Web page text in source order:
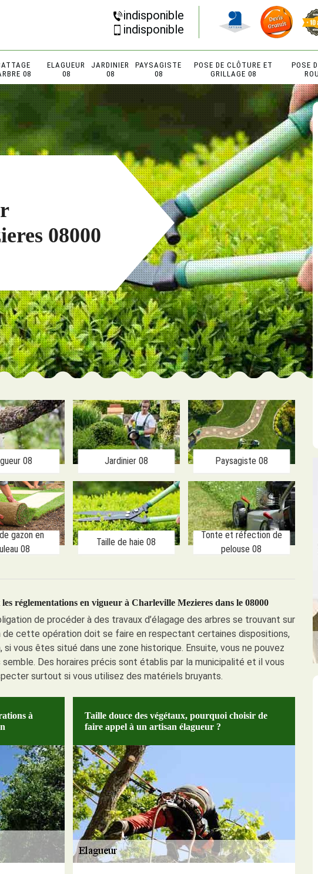
indisponible
indisponible
08
ELAGUEUR
08
JARDINIER
08
PAYSAGISTE
08
POSE DE CLÔTURE ET
GRILLAGE 08
POSE
08000
08 Jardinier 08 Paysagiste 08
gazon en
08
Taille de haie 08
Tonte et réfection de
pelouse 08
réglementations en vigueur à Charleville Mezieres dans le 08000
de procéder à des travaux d’élagage des arbres se trouvant sur
cette opération doit se faire en respectant certaines dispositions,
vous êtes situé dans une zone historique. Ensuite, vous ne pouvez
Des horaires précis sont établis par la municipalité et il vous
surtout si vous utilisez des matériels bruyants.
à
Taille douce des végétaux, pourquoi choisir de
faire appel à un artisan élagueur ?